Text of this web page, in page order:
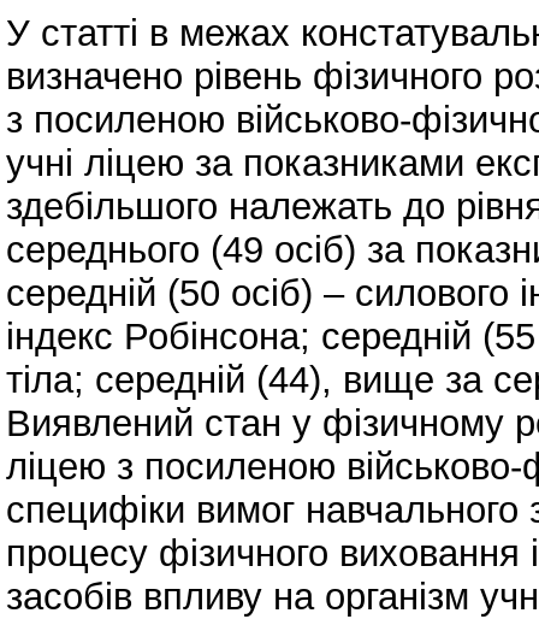
У статті в межах
визначено рівень фізичного
з посиленою військово-
учні ліцею за показниками
здебільшого належать до
середнього (49 осіб) за
середній (50 осіб) – силового
індекс Робінсона; середній
тіла; середній (44), вище за
Виявлений стан у фізичному
ліцею з посиленою
специфіки вимог навчального
процесу фізичного
засобів впливу на організм